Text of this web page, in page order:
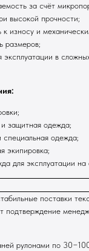
за счёт
высокой прочности;
к износу и
размеров;
эксплуатации в
защитная одежда;
одежда;
экипировка;
для эксплуатации на
поставки
подтверждение
рулонами по